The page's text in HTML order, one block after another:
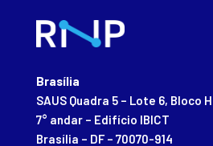
Brasília
SAUS Quadra 5 – Lote 6, Bloco H
7° andar – Edifício IBICT
Brasília – DF – 70070-914